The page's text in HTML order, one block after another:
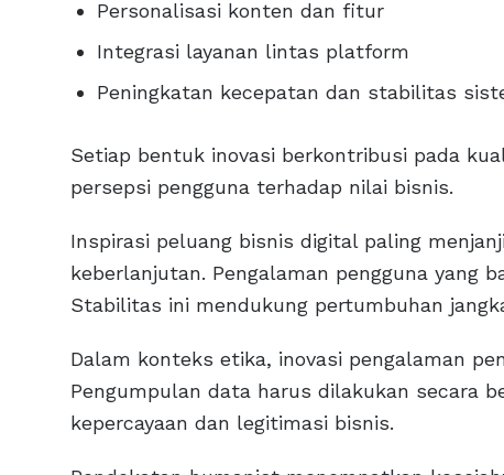
Personalisasi konten dan fitur
Integrasi layanan lintas platform
Peningkatan kecepatan dan stabilitas
Setiap bentuk inovasi berkontribusi pada
persepsi pengguna terhadap nilai bisnis.
Inspirasi peluang bisnis digital paling
keberlanjutan. Pengalaman pengguna yang
Stabilitas ini mendukung pertumbuhan
Dalam konteks etika, inovasi pengalaman
Pengumpulan data harus dilakukan secara
kepercayaan dan legitimasi bisnis.